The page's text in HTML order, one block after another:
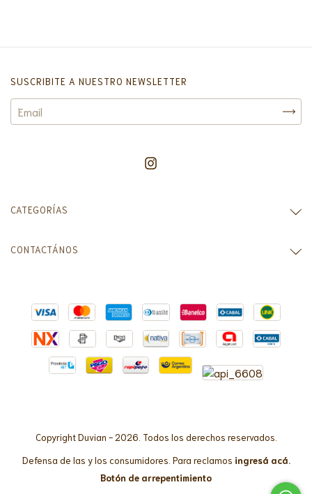
SUSCRIBITE A NUESTRO NEWSLETTER
CATEGORÍAS
CONTACTÁNOS
Copyright Duvian - 2026. Todos los derechos reservados.
Defensa de las y los consumidores. Para reclamos ingresá acá.
Botón de arrepentimiento